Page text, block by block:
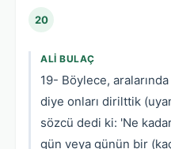
20
ALI BULAÇ
19- Böylece,
diye onları dirilttik
sözcü dedi ki: 'Ne
gün veya günün bir